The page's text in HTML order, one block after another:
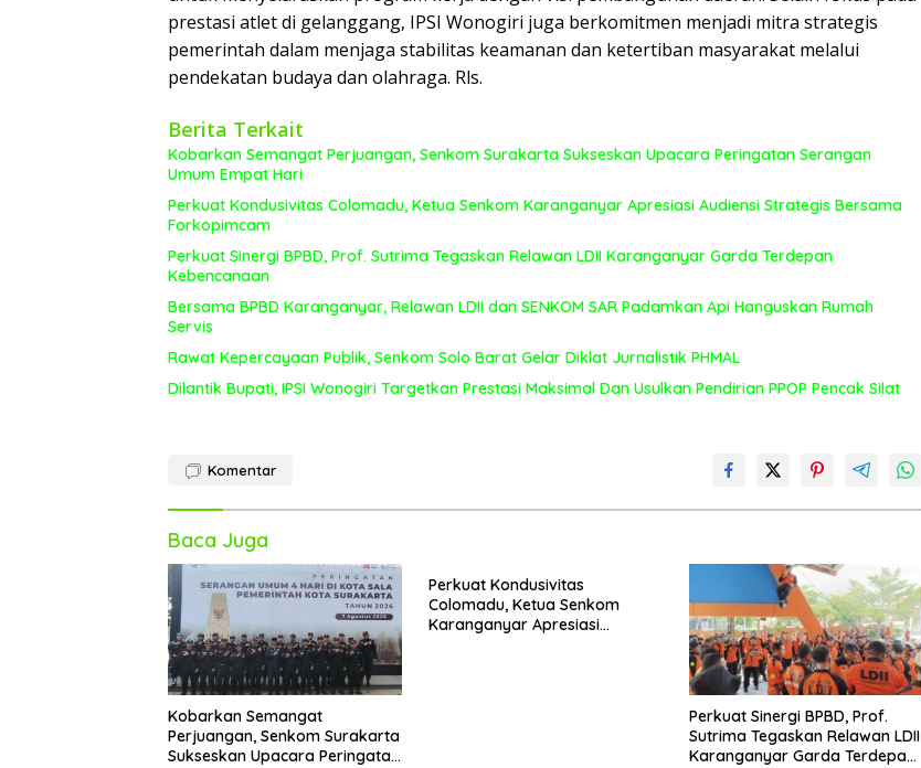
prestasi atlet di gelanggang, IPSI Wonogiri juga berkomitmen menjadi mitra strategis
pemerintah dalam menjaga stabilitas keamanan dan ketertiban masyarakat melalui
pendekatan budaya dan olahraga. Rls.
Berita Terkait
Kobarkan Semangat Perjuangan, Senkom Surakarta Sukseskan Upacara Peringatan Serangan
Umum Empat Hari
Perkuat Kondusivitas Colomadu, Ketua Senkom Karanganyar Apresiasi Audiensi Strategis Bersama
Forkopimcam
Perkuat Sinergi BPBD, Prof. Sutrima Tegaskan Relawan LDII Karanganyar Garda Terdepan
Kebencanaan
Bersama BPBD Karanganyar, Relawan LDII dan SENKOM SAR Padamkan Api Hanguskan Rumah
Servis
Rawat Kepercayaan Publik, Senkom Solo Barat Gelar Diklat Jurnalistik PHMAL
Dilantik Bupati, IPSI Wonogiri Targetkan Prestasi Maksimal Dan Usulkan Pendirian PPOP Pencak Silat
Komentar
Baca Juga
Kobarkan Semangat
Perjuangan, Senkom Surakarta
Sukseskan Upacara Peringatan
Perkuat Kondusivitas
Colomadu, Ketua Senkom
Karanganyar Apresiasi
Perkuat Sinergi BPBD, Prof.
Sutrima Tegaskan Relawan LDII
Karanganyar Garda Terdepan